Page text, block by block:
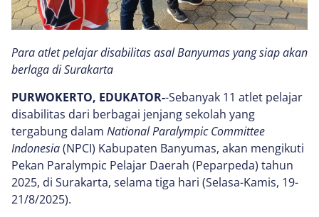
Para atlet pelajar disabilitas asal Banyumas yang siap akan
berlaga di Surakarta
PURWOKERTO, EDUKATOR--Sebanyak 11 atlet pelajar
disabilitas dari berbagai jenjang sekolah yang
tergabung dalam National Paralympic Committee
Indonesia(NPCI) Kabupaten Banyumas, akan mengikuti
Pekan Paralympic Pelajar Daerah (Peparpeda) tahun
2025, di Surakarta, selama tiga hari (Selasa-Kamis, 19-
21/8/2025).